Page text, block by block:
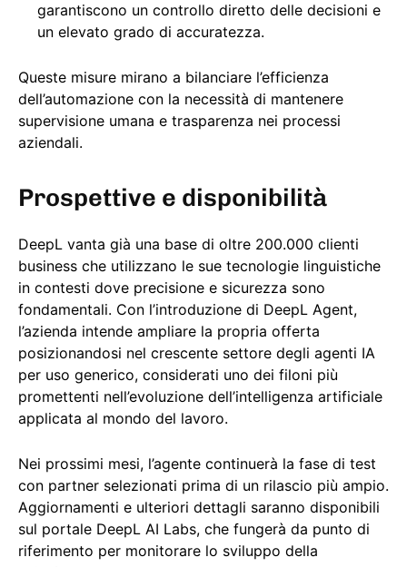
garantiscono un controllo diretto delle decisioni e
un elevato grado di accuratezza.
Queste misure mirano a bilanciare l’efficienza
dell’automazione con la necessità di mantenere
supervisione umana e trasparenza nei processi
aziendali.
Prospettive e disponibilità
DeepL vanta già una base di oltre 200.000 clienti
business che utilizzano le sue tecnologie linguistiche
in contesti dove precisione e sicurezza sono
fondamentali. Con l’introduzione di DeepL Agent,
l’azienda intende ampliare la propria offerta
posizionandosi nel crescente settore degli agenti IA
per uso generico, considerati uno dei filoni più
promettenti nell’evoluzione dell’intelligenza artificiale
applicata al mondo del lavoro.
Nei prossimi mesi, l’agente continuerà la fase di test
con partner selezionati prima di un rilascio più ampio.
Aggiornamenti e ulteriori dettagli saranno disponibili
sul portale DeepL AI Labs, che fungerà da punto di
riferimento per monitorare lo sviluppo della